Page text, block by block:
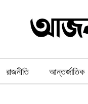
রাজনীতি আন্তর্জাতিক